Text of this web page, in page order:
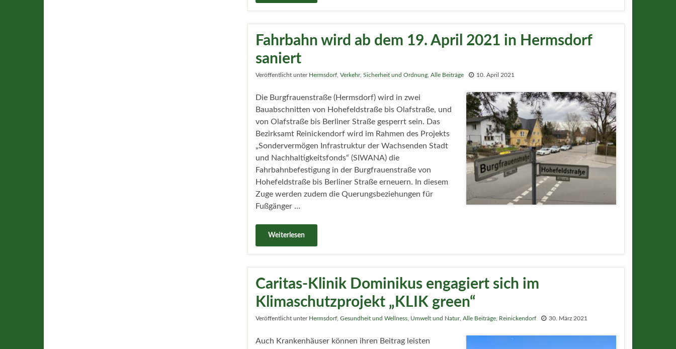
Fahrbahn wird ab dem 19. April 2021 in Hermsdorf
saniert
Veröffentlicht unter Hermsdorf Verkehr, Sicherheit und Ordnung Alle Beiträge 10. April 2021
Die Burgfrauenstraße (Hermsdorf) wird in zwei
Bauabschnitten von Hohefeldstraße bis Olafstraße, und
von Olafstraße bis Berliner Straße gesperrt sein. Das
Bezirksamt Reinickendorf wird im Rahmen des Projekts
„Sondervermögen Infrastruktur der Wachsenden Stadt
und Nachhaltigkeitsfonds“ (SIWANA) die
Fahrbahnbefestigung in der Burgfrauenstraße von
Hohefeldstraße bis Berliner Straße erneuern. In diesem
Zuge werden zudem die Querungsbeziehungen für
Fußgänger …
Weiterlesen
Caritas-Klinik Dominikus engagiert sich im
Klimaschutzprojekt „KLIK green“
Veröffentlicht unter Hermsdorf Gesundheit und Wellness Umwelt und Natur, Alle Beiträge Reinickendorf 30. März 2021
Auch Krankenhäuser können ihren Beitrag leisten